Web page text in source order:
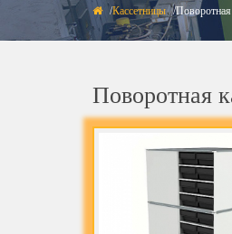
Кассетницы
Поворотная